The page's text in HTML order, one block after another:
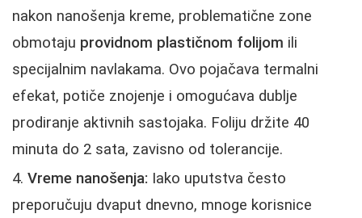
nakon nanošenja kreme, problematične zone
obmotaju providnom plastičnom folijom ili
specijalnim navlakama. Ovo pojačava termalni
efekat, potiče znojenje i omogućava dublje
prodiranje aktivnih sastojaka. Foliju držite 40
minuta do 2 sata, zavisno od tolerancije.
Vreme nanošenja: Iako uputstva često
preporučuju dvaput dnevno, mnoge korisnice